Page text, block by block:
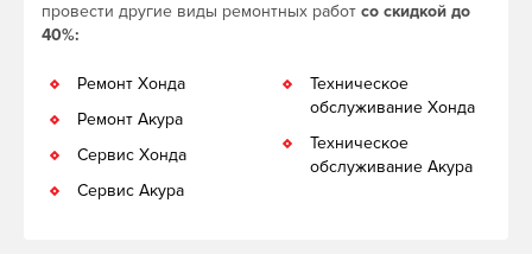
провести другие виды ремонтных работ со скидкой до
40%:
Ремонт Хонда
Ремонт Акура
Сервис Хонда
Сервис Акура
Техническое
обслуживание Хонда
Техническое
обслуживание Акура